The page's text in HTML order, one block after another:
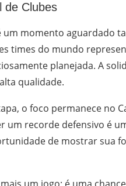
de Clubes
um momento aguardado
times do mundo
planejada. A
qualidade.
o foco permanece no
um recorde defensivo é
de mostrar sua